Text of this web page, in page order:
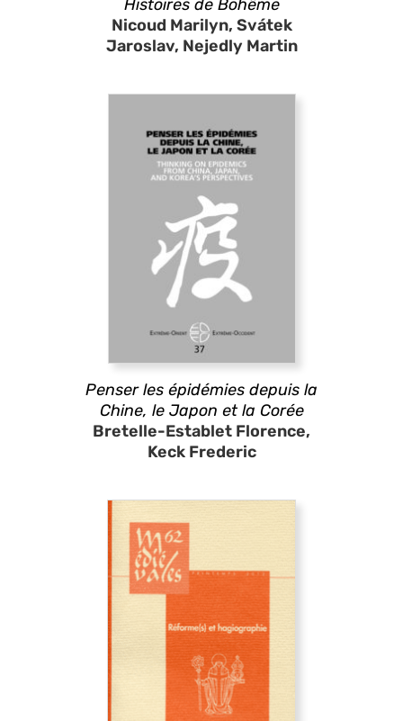
Histoires de Bohême
Nicoud Marilyn, Svátek
Jaroslav, Nejedly Martin
Penser les épidémies depuis la
Chine, le Japon et la Corée
Bretelle-Establet Florence,
Keck Frederic